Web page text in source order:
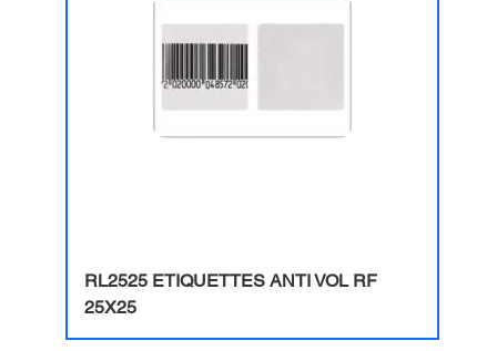
RL2525 ETIQUETTES ANTI VOL RF
25X25